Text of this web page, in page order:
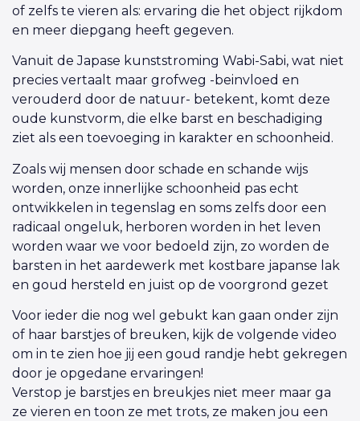
of zelfs te vieren als: ervaring die het object rijkdom
en meer diepgang heeft gegeven.
Vanuit de Japase kunststroming Wabi-Sabi, wat niet
precies vertaalt maar grofweg -beinvloed en
verouderd door de natuur- betekent, komt deze
oude kunstvorm, die elke barst en beschadiging
ziet als een toevoeging in karakter en schoonheid.
Zoals wij mensen door schade en schande wijs
worden, onze innerlijke schoonheid pas echt
ontwikkelen in tegenslag en soms zelfs door een
radicaal ongeluk, herboren worden in het leven
worden waar we voor bedoeld zijn, zo worden de
barsten in het aardewerk met kostbare japanse lak
en goud hersteld en juist op de voorgrond gezet
Voor ieder die nog wel gebukt kan gaan onder zijn
of haar barstjes of breuken, kijk de volgende video
om in te zien hoe jij een goud randje hebt gekregen
door je opgedane ervaringen!
Verstop je barstjes en breukjes niet meer maar ga
ze vieren en toon ze met trots, ze maken jou een